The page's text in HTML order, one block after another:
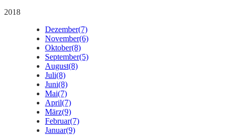
2018
Dezember(7)
November(6)
Oktober(8)
September(5)
August(8)
Juli(8)
Juni(8)
Mai(7)
April(7)
März(9)
Februar(7)
Januar(9)